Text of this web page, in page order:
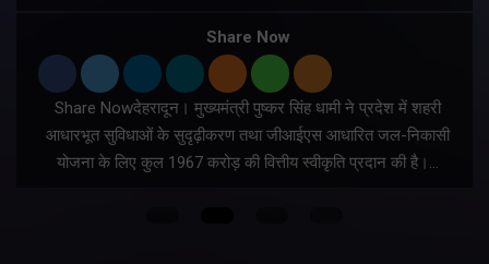
Share Now
Share Nowदेहरादून। मुख्यमंत्री पुष्कर सिंह धामी ने प्रदेश में शहरी
आधारभूत सुविधाओं के सुदृढ़ीकरण तथा जीआईएस आधारित जल-निकासी
योजना के लिए कुल 1967 करोड़ की वित्तीय स्वीकृति प्रदान की है।…